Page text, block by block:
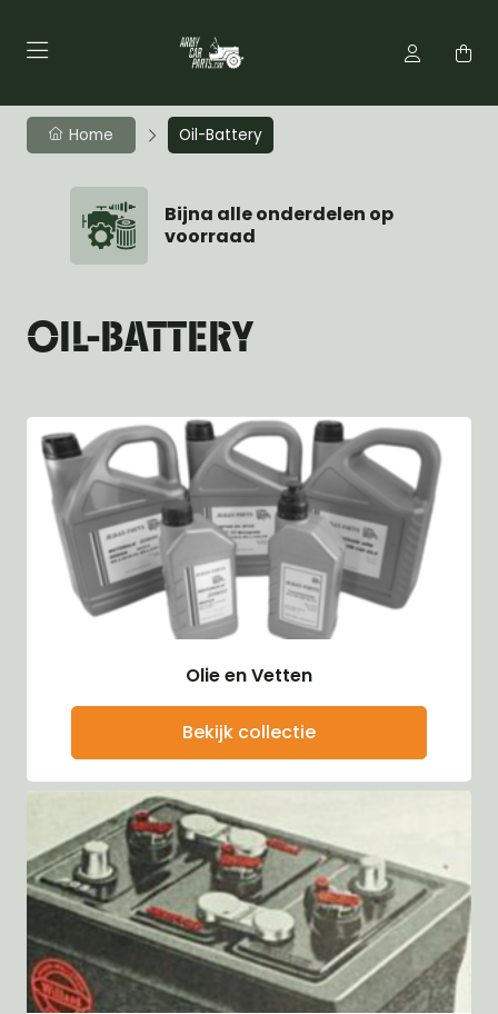
Home Oil-Battery
Bijna alle onderdelen op
voorraad
OIL-BATTERY
Olie en Vetten
Bekijk collectie